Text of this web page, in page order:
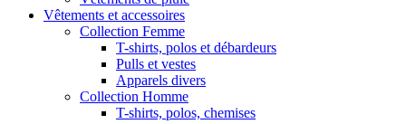
Vêtements et accessoires
Collection Femme
T-shirts, polos et débardeurs
Pulls et vestes
Apparels divers
Collection Homme
T-shirts, polos, chemises